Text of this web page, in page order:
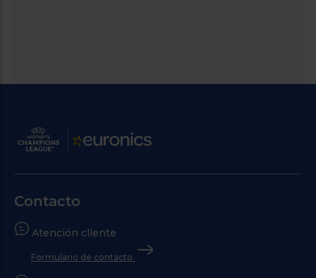
Contacto
Atención cliente
Formulario de contacto